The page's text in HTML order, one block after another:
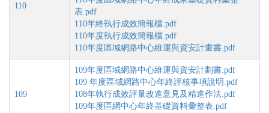
110
表.pdf
110年終執行成效簡報檔.pdf
110年度執行成效簡報檔.pdf
110年度區域網路中心維運與資安計畫書.pdf
109
109年度區域網路中心維運與資安計劃書.pdf
109 年度區域網路中心年終評核事項說明.pdf
108年執行成效評量改進意見及精進作法.pdf
109年度區網中心年終基礎資料彙整表.pdf